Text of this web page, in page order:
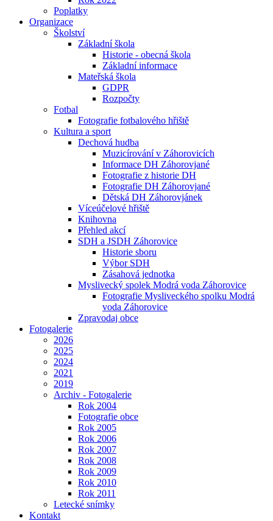
Poplatky
Organizace
Školství
Základní škola
Historie - obecná škola
Základní informace
Mateřská škola
GDPR
Rozpočty
Fotbal
Fotografie fotbalového hřiště
Kultura a sport
Dechová hudba
Muzicírování v Záhorovicích
Informace DH Záhorovjané
Fotografie z historie DH
Fotografie DH Záhorovjané
Dětská DH Záhorovjánek
Víceúčelové hřiště
Knihovna
Přehled akcí
SDH a JSDH Záhorovice
Historie sboru
Výbor SDH
Zásahová jednotka
Myslivecký spolek Modrá voda Záhorovice
Fotografie Mysliveckého spolku Modrá
voda Záhorovice
Zpravodaj obce
Fotogalerie
2026
2025
2024
2021
2019
Archiv - Fotogalerie
Rok 2004
Fotografie obce
Rok 2005
Rok 2006
Rok 2007
Rok 2008
Rok 2009
Rok 2010
Rok 2011
Letecké snímky
Kontakt